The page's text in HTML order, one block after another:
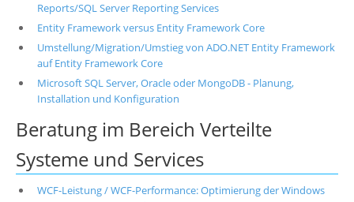
Reports/SQL Server Reporting Services
Entity Framework versus Entity Framework Core
Umstellung/Migration/Umstieg von ADO.NET Entity Framework
auf Entity Framework Core
Microsoft SQL Server, Oracle oder MongoDB - Planung,
Installation und Konfiguration
Beratung im Bereich Verteilte
Systeme und Services
WCF-Leistung / WCF-Performance: Optimierung der Windows